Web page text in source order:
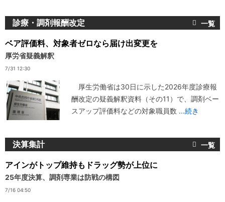
診療・調剤報酬改定
ベア評価料、対象者ゼロなら届け出変更を
厚労省疑義解釈
7/31 12:30
厚生労働省は30日に示した2026年度診療報
酬改定の疑義解釈資料（その11）で、調剤ベー
スアップ評価料などの対象職員数 ...続き
決算集計
アインがトップ維持もドラッグ勢が上位に
25年度決算、調剤専業は防戦の構図
7/16 04:50